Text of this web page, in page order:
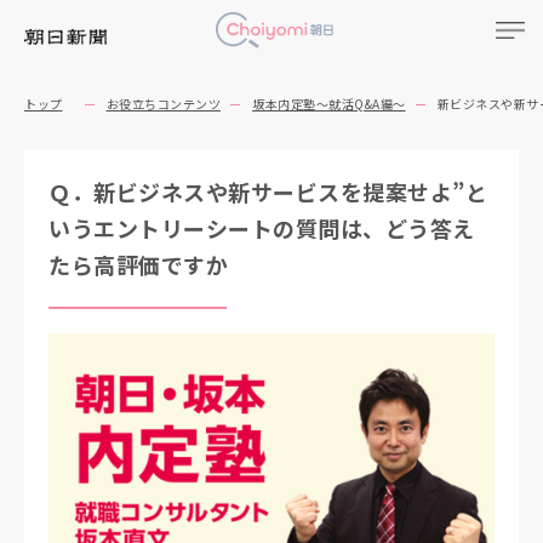
トップ お役立ちコンテンツ 坂本内定塾～就活Q&A編～ 新ビジネスや新
Ｑ．新ビジネスや新サービスを提案せよ”と
いうエントリーシートの質問は、どう答え
たら高評価ですか